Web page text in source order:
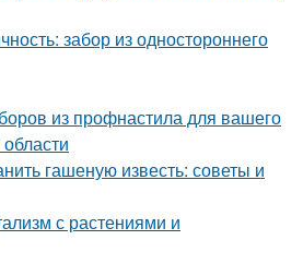
забор из одностороннего
из профнастила для вашего
гашеную известь: советы и
с растениями и